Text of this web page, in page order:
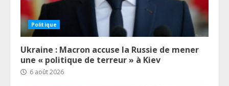
Politique
Ukraine : Macron accuse la Russie de mener
une « politique de terreur » à Kiev
6 août 2026